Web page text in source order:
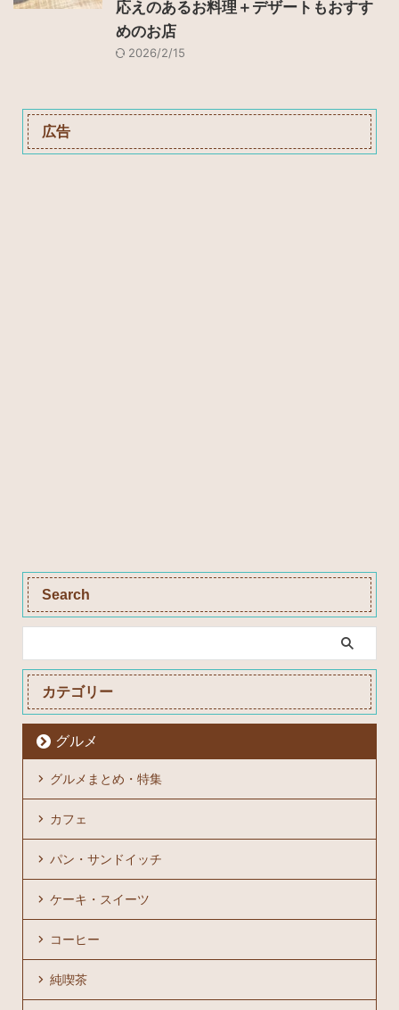
応えのあるお料理＋デザートもおすす
めのお店
2026/2/15
広告
Search
カテゴリー
グルメ
グルメまとめ・特集
カフェ
パン・サンドイッチ
ケーキ・スイーツ
コーヒー
純喫茶